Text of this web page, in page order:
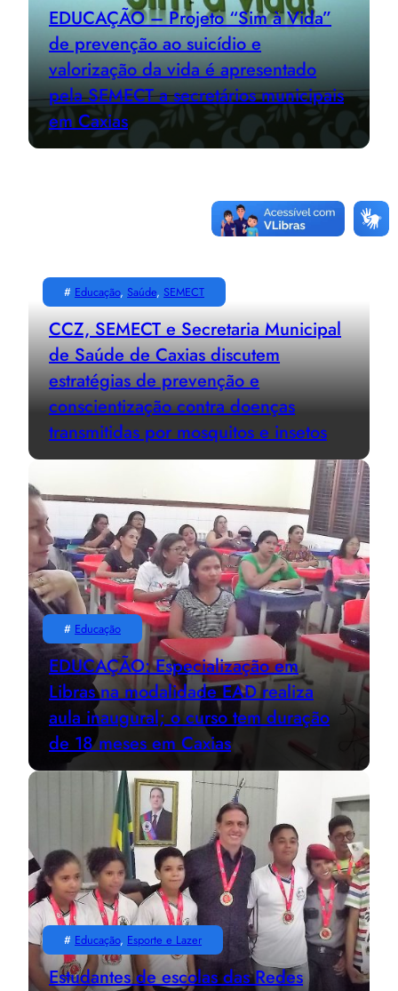
EDUCAÇÃO – Projeto “Sim à Vida”
de prevenção ao suicídio e
valorização da vida é apresentado
pela SEMECT a secretários municipais
em Caxias
# Educação, Saúde, SEMECT
CCZ, SEMECT e Secretaria Municipal
de Saúde de Caxias discutem
estratégias de prevenção e
conscientização contra doenças
transmitidas por mosquitos e insetos
# Educação
EDUCAÇÃO: Especialização em
Libras na modalidade EAD realiza
aula inaugural; o curso tem duração
de 18 meses em Caxias
# Educação, Esporte e Lazer
Estudantes de escolas das Redes